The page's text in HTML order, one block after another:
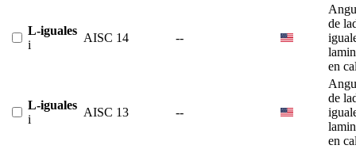
L-iguales
i
AISC 14 --
de
en
L-iguales
i
AISC 13 --
de
en